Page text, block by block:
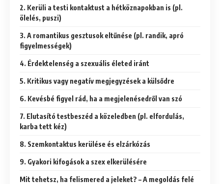
2. Kerüli a testi kontaktust a hétköznapokban is (pl.
ölelés, puszi)
3. A romantikus gesztusok eltűnése (pl. randik, apró
figyelmességek)
4. Érdektelenség a szexuális életed iránt
5. Kritikus vagy negatív megjegyzések a külsődre
6. Kevésbé figyel rád, ha a megjelenésedről van szó
7. Elutasító testbeszéd a közeledben (pl. elfordulás,
karba tett kéz)
8. Szemkontaktus kerülése és elzárkózás
9. Gyakori kifogások a szex elkerülésére
Mit tehetsz, ha felismered a jeleket? – A megoldás felé